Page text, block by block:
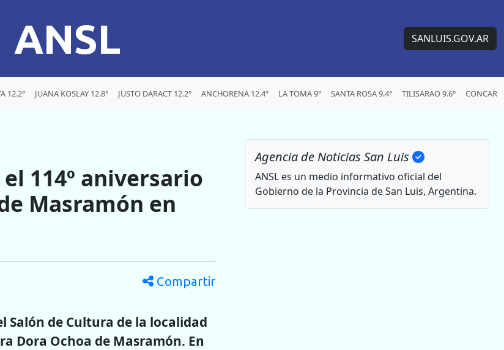
ANSL SANLUIS.GOV.AR
12.2° JUANA KOSLAY 12.8° JUSTO DARACT 12.2° ANCHORENA 12.4° LA TOMA 9° SANTA ROSA 9.4° TILISARAO 9.6°
114º aniversario
Masramón en
Compartir
Salón de Cultura de la localidad
Dora Ochoa de Masramón. En
Agencia de Noticias San Luis
ANSL es un medio informativo oficial del
Gobierno de la Provincia de San Luis, Argentina.